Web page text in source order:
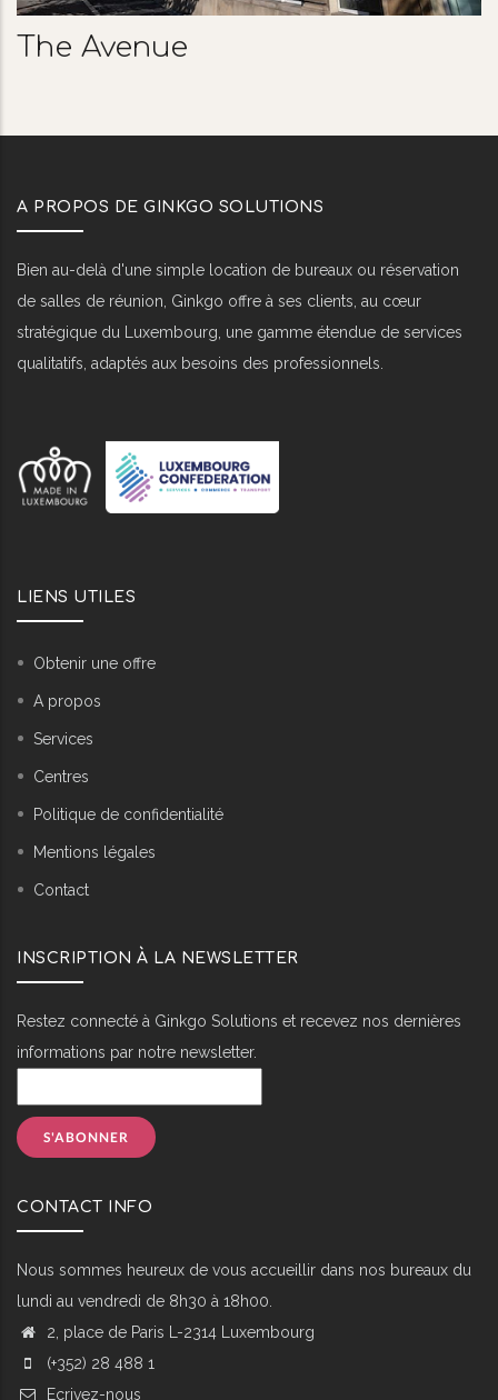
The City
A PROPOS DE GINKGO SOLUTIONS
Bien au-delà d'une simple location de bureaux ou réservation
de salles de réunion, Ginkgo offre à ses clients, au cœur
stratégique du Luxembourg, une gamme étendue de services
qualitatifs, adaptés aux besoins des professionnels.
LIENS UTILES
Obtenir une offre
A propos
Services
Centres
Politique de confidentialité
Mentions légales
Contact
INSCRIPTION À LA NEWSLETTER
Restez connecté à Ginkgo Solutions et recevez nos dernières
informations par notre newsletter.
CONTACT INFO
Nous sommes heureux de vous accueillir dans nos bureaux du
lundi au vendredi de 8h30 à 18h00.
2, place de Paris L-2314 Luxembourg
(+352) 28 488 1
Ecrivez-nous